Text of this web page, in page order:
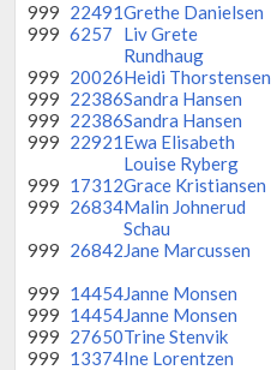
999 22491Grethe Danielsen
999 6257
Liv Grete
Rundhaug
999 20026Heidi Thorstensen
999 22386Sandra Hansen
999 22386Sandra Hansen
999 22921Ewa Elisabeth
Louise Ryberg
999 17312Grace Kristiansen
999 26834Malin Johnerud
Schau
999 26842Jane Marcussen
999 14454Janne Monsen
999 14454Janne Monsen
999 27650Trine Stenvik
999 13374Ine Lorentzen